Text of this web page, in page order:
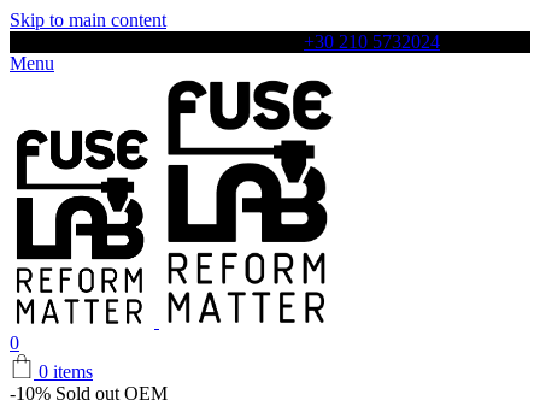
Skip to main content
+30 210 5732024
Menu
0
0 items
-10% Sold out OEM